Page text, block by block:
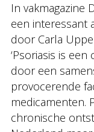
In vakmagazine
een interessant
door Carla
‘Psoriasis is
door een
provocerende
medicamenten.
chronische